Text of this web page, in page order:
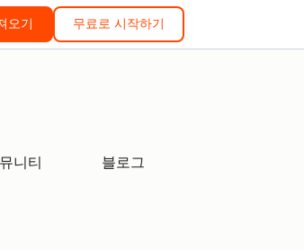
오기 무료로 시작하기
니티 블로그